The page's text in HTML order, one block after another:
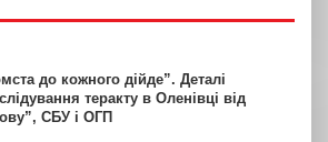
до кожного дійде”. Деталі
теракту в Оленівці від
СБУ і ОГП